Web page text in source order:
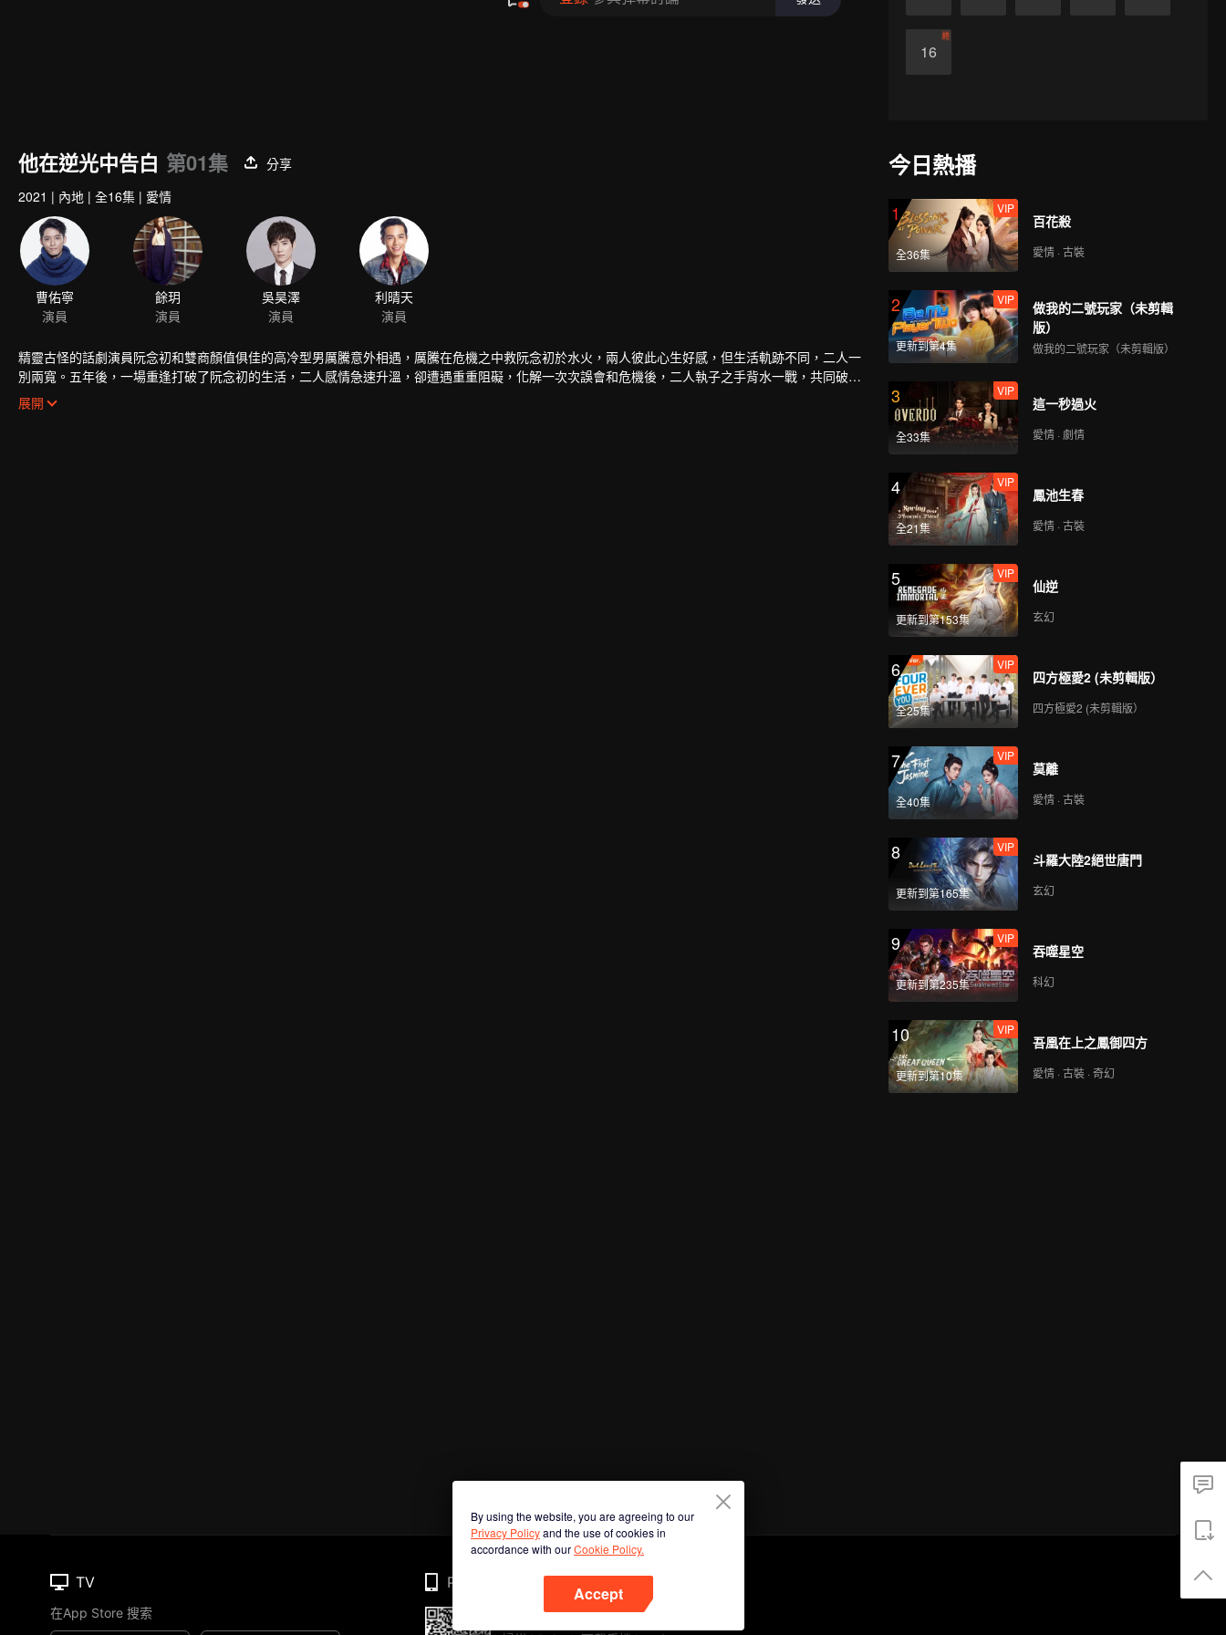
16
終
他在逆光中告白 第01集
分享
2021 | 內地 | 全16集 | 愛情
曹佑寧
演員
精靈古怪的話劇演員阮念初和雙商顏值俱佳的高冷型男厲騰意外相遇，厲騰在危機之中救阮念初於水火，兩人彼此心生好感，但生活軌跡不同，二人一
別兩寬。五年後，一場重逢打破了阮念初的生活，二人感情急速升溫，卻遭遇重重阻礙，化解一次次誤會和危機後，二人執子之手背水一戰，共同破解
了反派的陰謀，迴歸了平凡又幸福的生活。
展開
今日熱播
1
全36集
VIP
百花殺
愛情 · 古裝
2
更新到第4集
VIP
做我的二號玩家（未剪輯
版）
做我的二號玩家（未剪輯版）
3
全33集
VIP
這一秒過火
愛情 · 劇情
4
全21集
VIP
鳳池生春
愛情 · 古裝
5
更新到第153集
VIP
仙逆
玄幻
6
全25集
VIP
四方極愛2 (未剪輯版）
四方極愛2 (未剪輯版）
7
全40集
VIP
莫離
愛情 · 古裝
8
更新到第165集
VIP
斗羅大陸2絕世唐門
玄幻
9
更新到第235集
VIP
吞噬星空
科幻
10
更新到第10集
VIP
吾凰在上之鳳御四方
愛情 · 古裝 · 奇幻
By using the website, you are agreeing to our
Privacy Policyand the use of cookies in
accordance with ourCookie Policy.
Accept
TV
在App Store 搜索
Phone